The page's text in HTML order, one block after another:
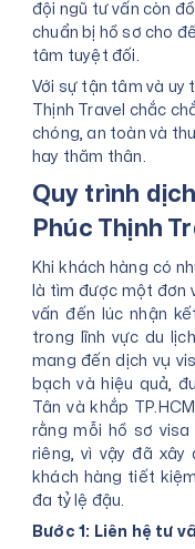
đội ngũ tư vấn còn
chuẩn bị hồ sơ cho
tâm tuyệt đối.
Với sự tận tâm và uy
Thịnh Travel chắc
chóng, an toàn và
hay thăm thân.
Quy trình
Phúc Thịnh
Khi khách hàng có
là tìm được một đơn
vấn đến lúc nhận
trong lĩnh vực du
mang đến dịch vụ
bạch và hiệu quả,
Tân và khắp
rằng mỗi hồ sơ
riêng, vì vậy đã
khách hàng tiết
đa tỷ lệ đậu.
Bước 1: Liên hệ tư